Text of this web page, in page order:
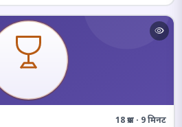
18 प्रश्न · 9 मिनट